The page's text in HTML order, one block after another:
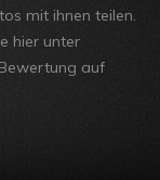
mit ihnen teilen.
hier unter
auf